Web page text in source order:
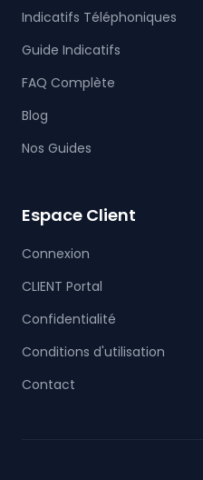
Indicatifs Téléphoniques
Guide Indicatifs
FAQ Complète
Blog
Nos Guides
Espace Client
Connexion
CLIENT Portal
Confidentialité
Conditions d'utilisation
Contact